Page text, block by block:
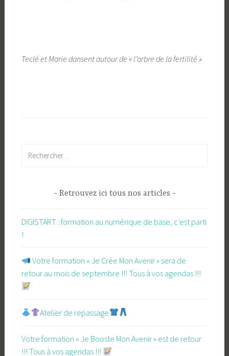
Teclé et Marie dansent autour de « l’arbre de la fertilité »
Retrouvez ici tous nos articles
DIGISTART : formation au numérique de base, c’est parti
!
​ Votre formation « Je Crée Mon Avenir » sera de
retour au mois de septembre !!! Tous à vos agendas !!!
Atelier de repassage​
Votre formation « Je Booste Mon Avenir » est de retour
!!! Tous à vos agendas !!!